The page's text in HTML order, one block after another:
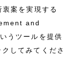
案を実現する
and
うツールを提供
してみてくださ